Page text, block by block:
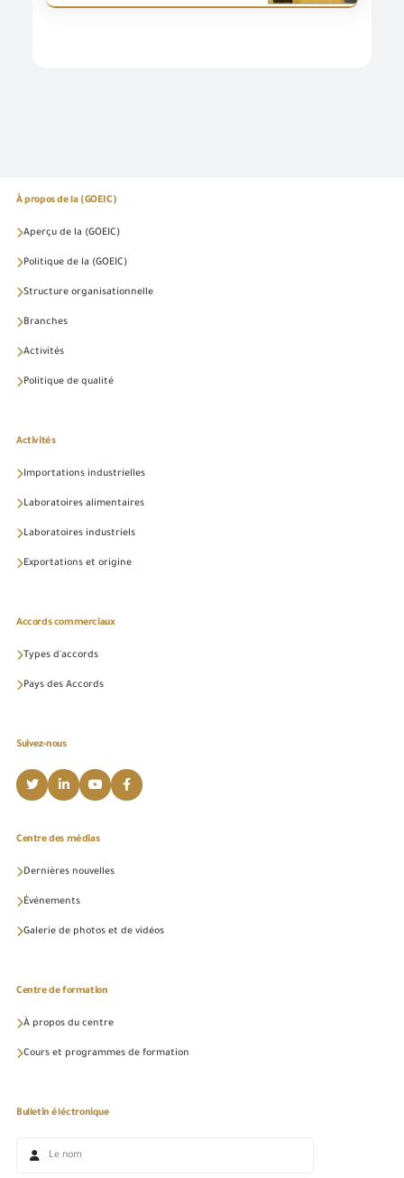
À propos de la (GOEIC)
Aperçu de la (GOEIC)
Politique de la (GOEIC)
Structure organisationnelle
Branches
Activités
Politique de qualité
Activités
Importations industrielles
Laboratoires alimentaires
Laboratoires industriels
Exportations et origine
Accords commerciaux
Types d'accords
Pays des Accords
Suivez-nous
Centre des médias
Dernières nouvelles
Événements
Galerie de photos et de vidéos
Centre de formation
À propos du centre
Cours et programmes de formation
Bulletin éléctronique